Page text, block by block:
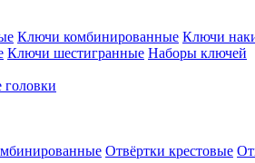
Ключи комбинированные Ключи
Ключи шестигранные Наборы ключей
головки
Отвёртки крестовые